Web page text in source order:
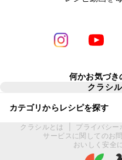
何かお気づき
クラシ
カテゴリからレシピを探す
クラシルとは プライバシー
サービスに関してのお
おいしく安全